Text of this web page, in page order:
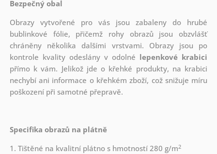
Bezpečný obal
Obrazy vytvořené pro vás jsou zabaleny do hrubé
bublinkové fólie, přičemž rohy obrazů jsou obzvlášť
chráněny několika dalšími vrstvami. Obrazy jsou po
kontrole kvality odeslány v odolné lepenkové krabici
přímo k vám. Jelikož jde o křehké produkty, na krabici
nechybí ani informace o křehkém zboží, což snižuje míru
poškození při samotné přepravě.
Specifika obrazů na plátně
1. Tištěné na kvalitní plátno s hmotností 280 g/m2